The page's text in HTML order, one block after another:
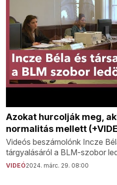
Azokat hurcolják meg,
normalitás mellett
Videós beszámolónk Incze
tárgyalásáról a BLM-szobor
VIDEÓ2024. márc. 29. 08:00